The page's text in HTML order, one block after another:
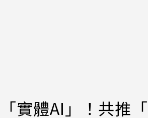
實體AI」！共推